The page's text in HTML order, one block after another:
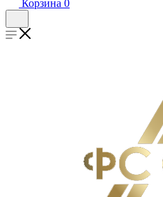
Корзина 0